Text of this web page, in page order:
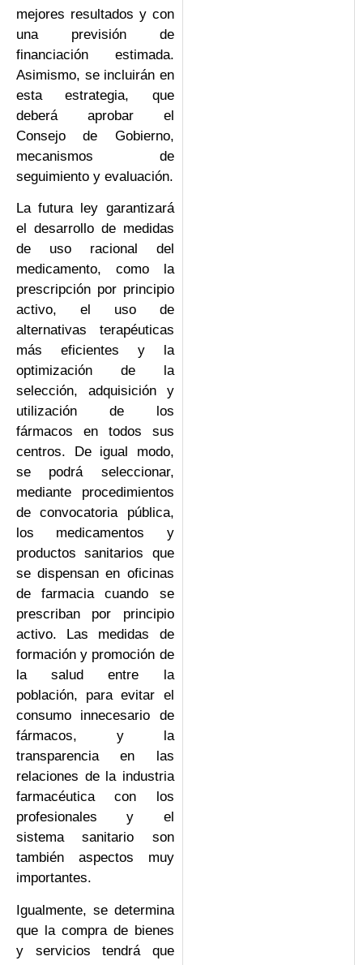
mejores resultados y con
una previsión de
financiación estimada.
Asimismo, se incluirán en
esta estrategia, que
deberá aprobar el
Consejo de Gobierno,
mecanismos de
seguimiento y evaluación.
La futura ley garantizará
el desarrollo de medidas
de uso racional del
medicamento, como la
prescripción por principio
activo, el uso de
alternativas terapéuticas
más eficientes y la
optimización de la
selección, adquisición y
utilización de los
fármacos en todos sus
centros. De igual modo,
se podrá seleccionar,
mediante procedimientos
de convocatoria pública,
los medicamentos y
productos sanitarios que
se dispensan en oficinas
de farmacia cuando se
prescriban por principio
activo. Las medidas de
formación y promoción de
la salud entre la
población, para evitar el
consumo innecesario de
fármacos, y la
transparencia en las
relaciones de la industria
farmacéutica con los
profesionales y el
sistema sanitario son
también aspectos muy
importantes.
Igualmente, se determina
que la compra de bienes
y servicios tendrá que